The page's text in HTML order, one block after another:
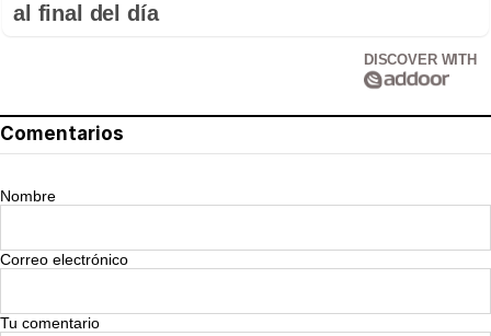
al final del día
DISCOVER WITH
Comentarios
Nombre
Correo electrónico
Tu comentario